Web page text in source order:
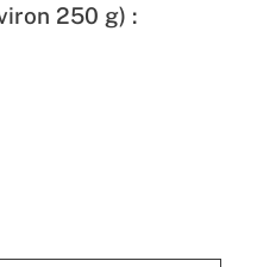
250 g) :